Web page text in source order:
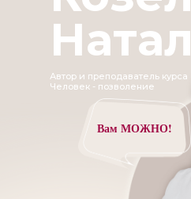
Автор и преподаватель курса
Человек - позволение
Вам МОЖНО!